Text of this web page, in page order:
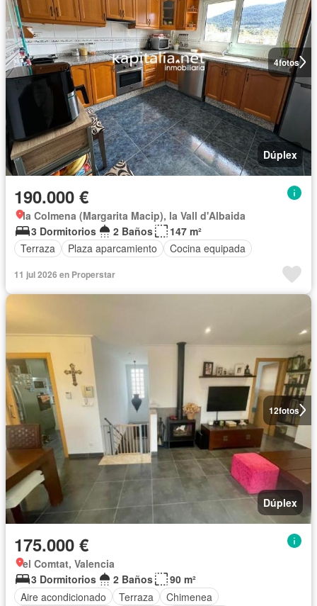
4fotos
Dúplex
190.000 €
la Colmena (Margarita Macip), la Vall d'Albaida
3 Dormitorios
2 Baños
147 m²
Terraza
Plaza aparcamiento Cocina equipada
11 jul 2026 en Properstar
12fotos
Dúplex
175.000 €
el Comtat, Valencia
3 Dormitorios
2 Baños
90 m²
Aire acondicionado
Terraza
Chimenea